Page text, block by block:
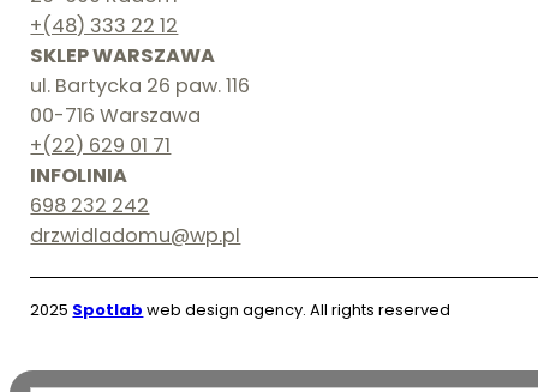
+(48) 333 22 12
SKLEP WARSZAWA
ul. Bartycka 26 paw. 116
00-716 Warszawa
+(22) 629 01 71
INFOLINIA
698 232 242
drzwidladomu@wp.pl
2025 Spotlab web design agency. All rights reserved